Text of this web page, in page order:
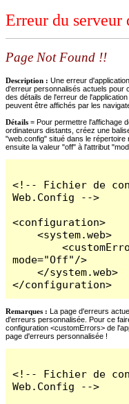
Erreur du
Page Not Found !!
Description : Une erreur
d'erreur personnalisés actuels pour
des détails de l'erreur de
peuvent être affichés par les
Détails = Pour permettre l'affichage
ordinateurs distants, créez une
"web.config" situé dans le répertoire
ensuite la valeur "off" à l'attribut
<!-- Fichier de
Web.Config -->
<configuration>
    <system.web>
        <customErrors
mode="Off"/>
    </system.web>
</configuration>
Remarques : La page d'erreurs
d'erreurs personnalisée. Pour ce
configuration <customErrors> de
page d'erreurs personnalisée !
<!-- Fichier de
Web.Config -->